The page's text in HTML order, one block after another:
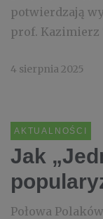
potwierdzają
prof. Kazimierz
4 sierpnia 2025
AKTUALNOŚCI
Jak
Połowa